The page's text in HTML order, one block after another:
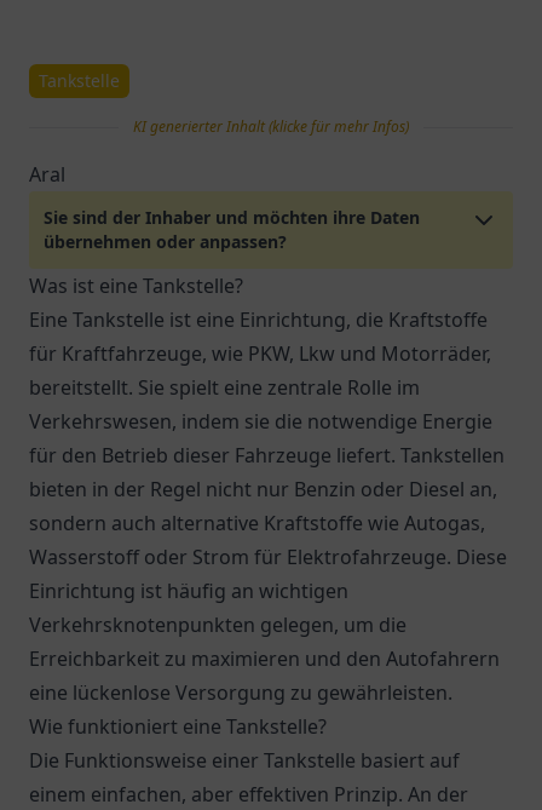
Tankstelle
KI generierter Inhalt (klicke für mehr Infos)
Aral
Sie sind der Inhaber und möchten ihre Daten
übernehmen oder anpassen?
Was ist eine Tankstelle?
Eine Tankstelle ist eine Einrichtung, die Kraftstoffe
für Kraftfahrzeuge, wie PKW, Lkw und Motorräder,
bereitstellt. Sie spielt eine zentrale Rolle im
Verkehrswesen, indem sie die notwendige Energie
für den Betrieb dieser Fahrzeuge liefert. Tankstellen
bieten in der Regel nicht nur Benzin oder Diesel an,
sondern auch alternative Kraftstoffe wie Autogas,
Wasserstoff oder Strom für Elektrofahrzeuge. Diese
Einrichtung ist häufig an wichtigen
Verkehrsknotenpunkten gelegen, um die
Erreichbarkeit zu maximieren und den Autofahrern
eine lückenlose Versorgung zu gewährleisten.
Wie funktioniert eine Tankstelle?
Die Funktionsweise einer Tankstelle basiert auf
einem einfachen, aber effektiven Prinzip. An der